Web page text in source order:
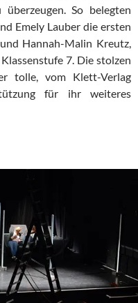
So belegten
Emely Lauber die ersten
Hannah-Malin Kreutz,
7. Die stolzen
tolle, vom Klett-Verlag
für ihr weiteres